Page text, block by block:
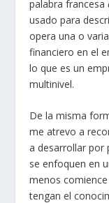
palabra francesa
usado para
opera una o
financiero en el
lo que es un
multinivel.
De la misma
me atrevo a
a desarrollar por
se enfoquen en
menos
tengan el